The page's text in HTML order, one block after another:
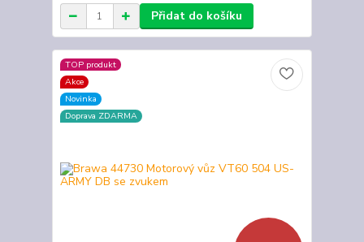
Přidat do košíku
TOP produkt
Akce
Novinka
Doprava ZDARMA